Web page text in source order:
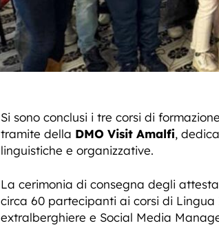
Si sono conclusi i tre corsi di
tramite della DMO Visit Amalfi,
linguistiche e organizzative.
La cerimonia di consegna degli
circa 60 partecipanti ai corsi di
extralberghiere e Social Media